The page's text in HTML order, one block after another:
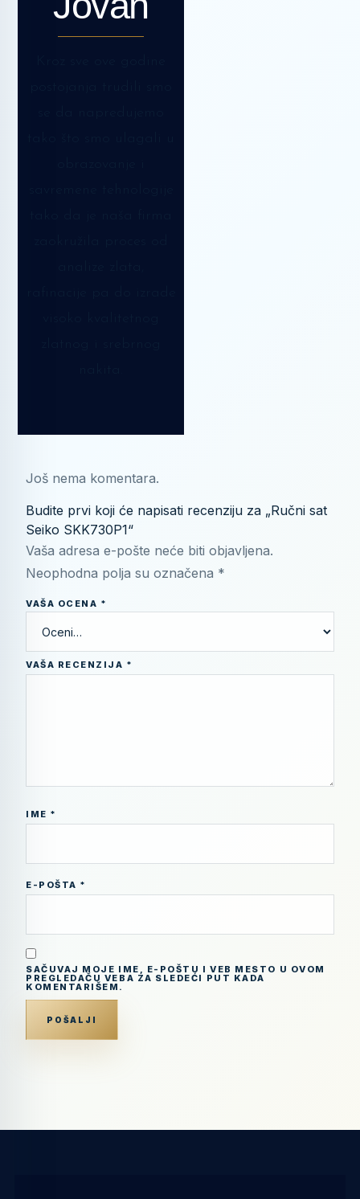
Još nema komentara.
Budite prvi koji će napisati recenziju za „Ručni sat
Seiko SKK730P1“
Vaša adresa e-pošte neće biti objavljena.
Neophodna polja su označena *
VAŠA OCENA *
VAŠA RECENZIJA *
IME *
E-POŠTA *
SAČUVAJ MOJE IME, E-POŠTU I VEB MESTO U OVOM
PREGLEDAČU VEBA ZA SLEDEĆI PUT KADA
KOMENTARIŠEM.